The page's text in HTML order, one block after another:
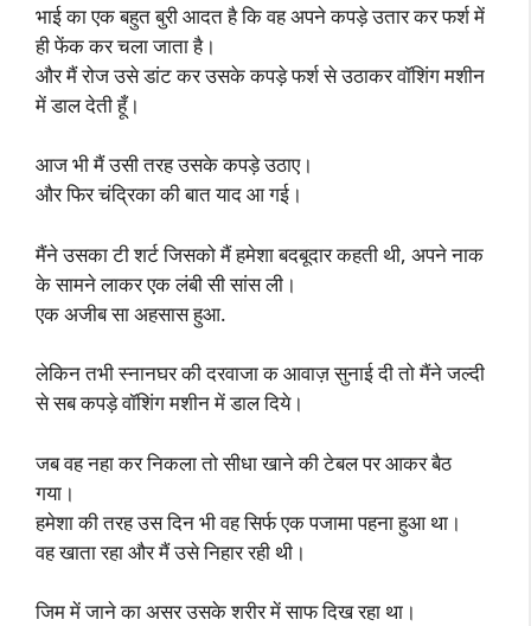
भाई का एक बहुत बुरी आदत है कि वह अपने कपड़े उतार कर फर्श में
ही फेंक कर चला जाता है।
और मैं रोज उसे डांट कर उसके कपड़े फर्श से उठाकर वॉशिंग मशीन
में डाल देती हूँ।
आज भी मैं उसी तरह उसके कपड़े उठाए।
और फिर चंद्रिका की बात याद आ गई।
मैंने उसका टी शर्ट जिसको मैं हमेशा बदबूदार कहती थी, अपने नाक
के सामने लाकर एक लंबी सी सांस ली।
एक अजीब सा अहसास हुआ.
लेकिन तभी स्नानघर की दरवाजा क आवाज़ सुनाई दी तो मैंने जल्दी
से सब कपड़े वॉशिंग मशीन में डाल दिये।
जब वह नहा कर निकला तो सीधा खाने की टेबल पर आकर बैठ
गया।
हमेशा की तरह उस दिन भी वह सिर्फ एक पजामा पहना हुआ था।
वह खाता रहा और मैं उसे निहार रही थी।
जिम में जाने का असर उसके शरीर में साफ दिख रहा था।